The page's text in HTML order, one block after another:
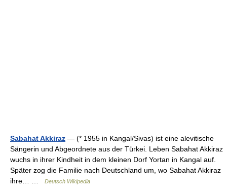
Sabahat Akkiraz — (* 1955 in Kangal/Sivas) ist eine alevitische
Sängerin und Abgeordnete aus der Türkei. Leben Sabahat Akkiraz
wuchs in ihrer Kindheit in dem kleinen Dorf Yortan in Kangal auf.
Später zog die Familie nach Deutschland um, wo Sabahat Akkiraz
ihre… …
Deutsch Wikipedia